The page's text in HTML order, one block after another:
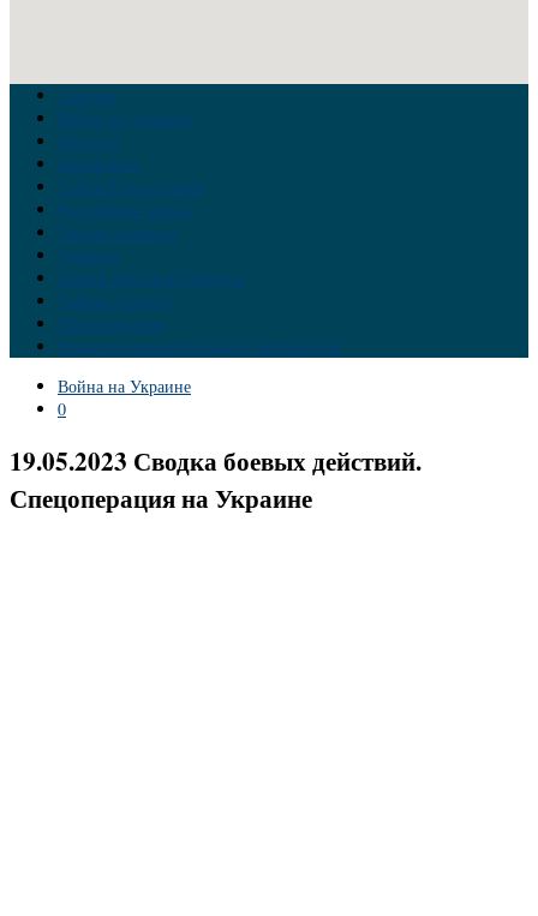
Главная
Война на Украине
Новости
Аналитика
Тайны Геополитики
Российские элиты
Теория заговора
Украина
Новый Мировой Порядок
Тайны истории
Обратная связь
Правила комментирования материалов
Война на Украине
0
19.05.2023 Сводка боевых действий.
Спецоперация на Украине